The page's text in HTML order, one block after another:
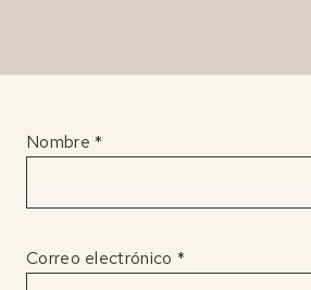
Nombre *
Correo electrónico *